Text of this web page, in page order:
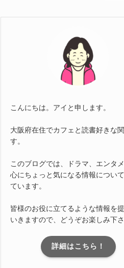
こんにちは。アイと申します。
大阪府在住でカフェと読書好きな
す。
このブログでは、ドラマ、エンタ
心にちょっと気になる情報につい
ています。
皆様のお役に立てるような情報を
いきますので、どうぞお楽しみ下さ
詳細はこちら！